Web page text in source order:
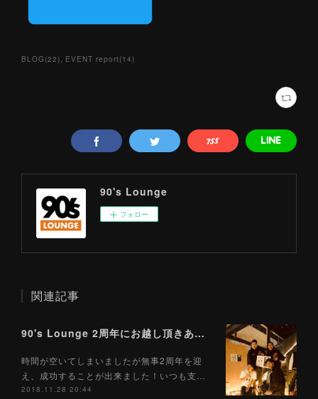
BLOG (22) EVENT report(14)
90's Lounge
フォロー
関連記事
90's Lounge 2周年にお越し頂きありがとうございます！
時間が空いてしまいましたが無事2周年を迎
え、成功することが出来ました！いつも支…
2018.11.28 20:44